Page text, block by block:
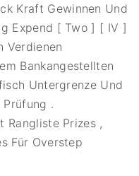
Kraft Gewinnen Und
Expend [ Two ] [ IV ]
Verdienen
Bankangestellten
Untergrenze Und
Prüfung .
Rangliste Prizes ,
Für Overstep